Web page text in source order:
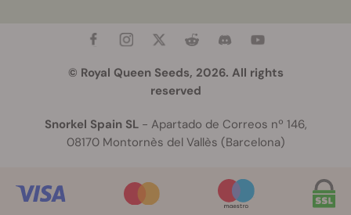
© Royal Queen Seeds, 2026. All rights
reserved
Snorkel Spain SL- Apartado de Correos nº 146,
08170 Montornès del Vallès (Barcelona)